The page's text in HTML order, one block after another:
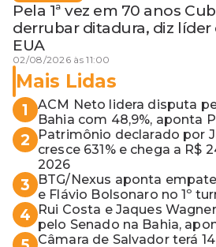
Pela 1ª vez em 70 anos
derrubar ditadura, diz líder
EUA
02/08/2026 às 11:00
Mais Lidas
1
ACM Neto lidera disputa
Bahia com 48,9%, aponta
2
Patrimônio declarado por
cresce 631% e chega a R$
2026
3
BTG/Nexus aponta
e Flávio Bolsonaro no 1º
4
Rui Costa e Jaques
pelo Senado na Bahia,
Câmara de Salvador terá